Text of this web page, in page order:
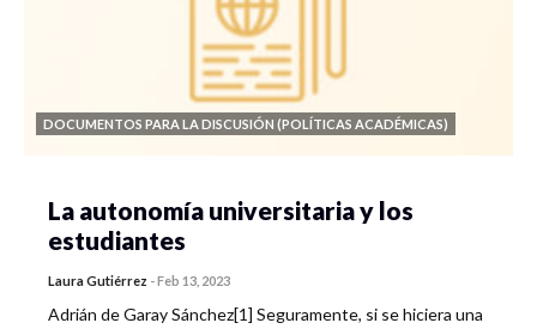
DOCUMENTOS PARA LA DISCUSIÓN (POLÍTICAS ACADÉMICAS)
La autonomía universitaria y los
estudiantes
Laura Gutiérrez -Feb 13, 2023
Adrián de Garay Sánchez[1] Seguramente, si se hiciera una